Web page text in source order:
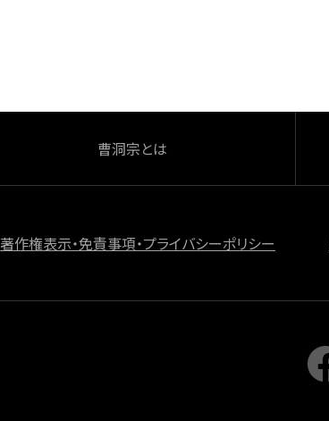
曹洞宗とは
著作権表示・免責事項・プライバシーポリシー